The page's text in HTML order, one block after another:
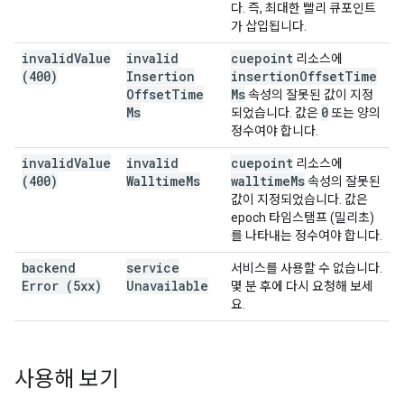
다. 즉, 최대한 빨리 큐포인트
가 삽입됩니다.
invalidValue
(400)
invalid
Insertion
OffsetTime
Ms
cuepoint 리소스에
insertionOffsetTime
Ms속성의 잘못된 값이 지정
되었습니다. 값은 0 또는 양의
정수여야 합니다.
invalidValue
(400)
invalid
WalltimeMs
cuepoint 리소스에
walltimeMs속성의 잘못된
값이 지정되었습니다. 값은
epoch 타임스탬프 (밀리초)
를 나타내는 정수여야 합니다.
backend
Error (5xx)
service
Unavailable
서비스를 사용할 수 없습니다.
몇 분 후에 다시 요청해 보세
요.
사용해 보기